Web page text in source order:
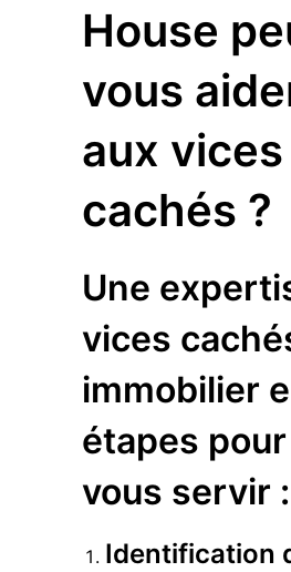
House
vous
aux vices
cachés ?
Une
vices
immobilier
étapes
vous servir :
Identification